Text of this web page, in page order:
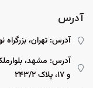
آدرس
آدرس: تهران،
و ۱۷، پلاک ۲۴۳/۲